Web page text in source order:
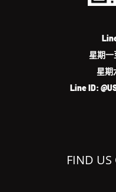
星期一
星期
Line ID:
FIND